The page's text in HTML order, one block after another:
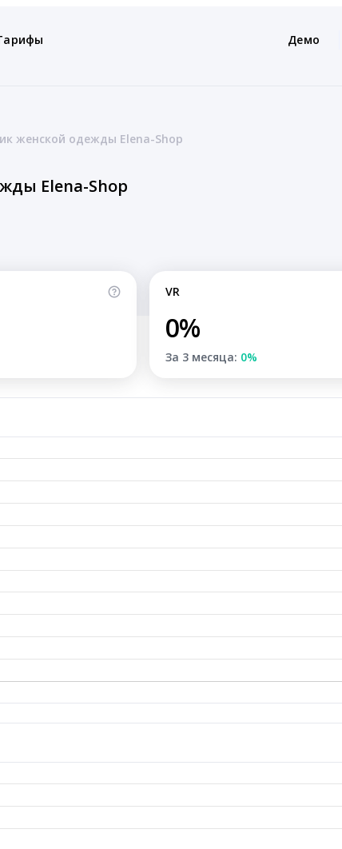
Демо
женской одежды Elena-Shop
Elena-Shop
VR
0%
За 3 месяца: 0%